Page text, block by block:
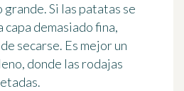
Si las patatas se
capa demasiado fina,
secarse. Es mejor un
donde las rodajas